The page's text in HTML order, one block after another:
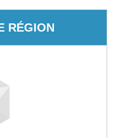
RÉGION